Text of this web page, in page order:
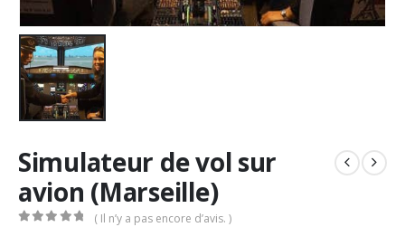
Simulateur de vol sur
avion (Marseille)
( Il n’y a pas encore d’avis. )